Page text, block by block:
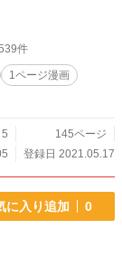
件
1ページ漫画
145ページ
登録日 2021.05.17
に入り追加 0